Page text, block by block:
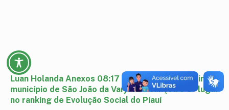
Luan Holanda Anexos 08:17 (há 5 horas) para mim O
município de São João da Varjota alcançou o 3º lugar
no ranking de Evolução Social do Piauí